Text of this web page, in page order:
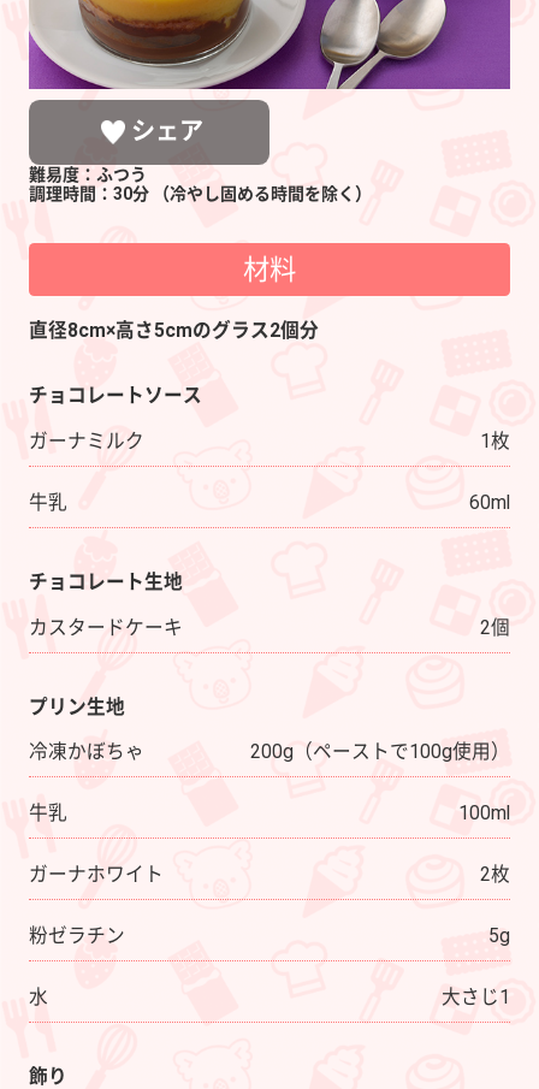
ラ
ジ
風
プ
リ
シェア
難易度：ふつう
調理時間：30分
（冷やし固める時間を除く）
材料
直径8cm×高さ5cmのグラス2個分
チョコレートソース
ガーナミルク
1枚
牛乳 60ml
チョコレート生地
カスタードケーキ
2個
プリン生地
冷凍かぼちゃ
200g（ペーストで100g使用）
牛乳 100ml
ガーナホワイト 2枚
粉ゼラチン 5g
水 大さじ1
飾り